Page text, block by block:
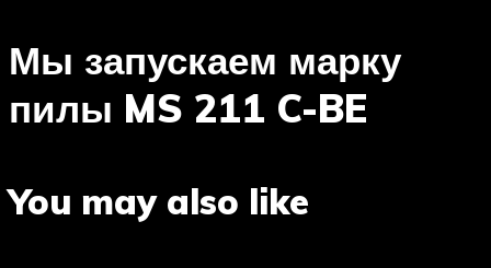
Мы запускаем марку
пилы MS 211 C-BE
You may also like